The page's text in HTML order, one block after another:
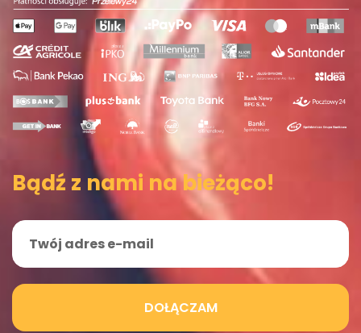
Bądź z nami na bieżąco!
DOŁĄCZAM